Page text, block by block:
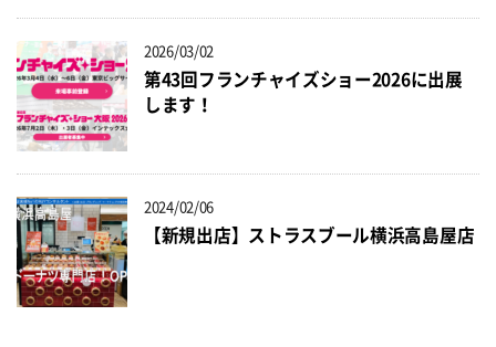
2026/03/02
第43回フランチャイズショー2026に出展
します！
2024/02/06
【新規出店】ストラスブール横浜高島屋店